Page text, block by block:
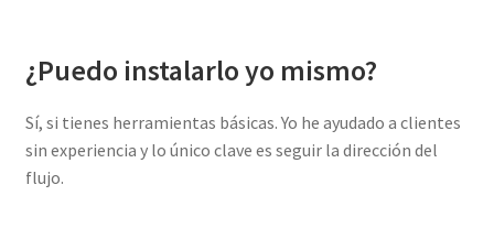
¿Puedo instalarlo yo mismo?
Sí, si tienes herramientas básicas. Yo he ayudado a clientes
sin experiencia y lo único clave es seguir la dirección del
flujo.